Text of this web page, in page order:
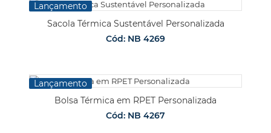
Lançamento
Sacola Térmica Sustentável Personalizada
Cód: NB 4269
Lançamento
Bolsa Térmica em RPET Personalizada
Cód: NB 4267